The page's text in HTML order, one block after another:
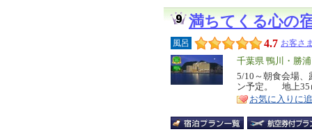
満ちてくる心の
風呂 4.7 お客さ
エ
リ
ア
千葉県 鴨川・勝
特
徴
5/10～朝食会場、
ン予定。 地上35
お気に入りに